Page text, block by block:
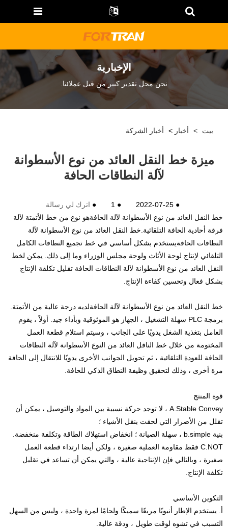
الإخبارية
نحن محل تقدير كبير من قبل عملائنا.
بيت > أخبار > أخبار الشركة
ميزة خط النقل العائد من نوع الأسطوانة
لآلة النطاقات الحافة
●
2022-07-25
●
1
● اترك لي رسالة
خط النقل العائد من نوع الأسطوانة لآلة الحافةهو نوع من خط الأتمتة لآلة
فرقة أحادية الحافة التلقائية. خط النقل العائد من نوع الأسطوانة لآلة
النطاقات الحافةيستخدم بشكل أساسي في خط تجميع النطاقات الكامل
التلقائي لإنتاج لوحة الأثاث ولوحة مجلس الوزراء وما إلى ذلك. يمكن لخط
النقل العائد من نوع الأسطوانة لآلة النطاقات الحافة تقليل تكلفة الإنتاج
بشكل فعال وتحسين كفاءة الإنتاج.
خط النقل العائد من نوع الأسطوانة لآلة الحافةلديه درجة عالية من الأتمتة.
برمجة PLC سهلة التشغيل ، الجهاز هو الموثوقية وبأداء جيد. أولاً ، يقوم
العامل بتغذية الشغل يدويًا على الجانب ، وسيتم استلام قطعة العمل
المختومة من خلال خط الناقل العائد من النوع الأسطوانة لآلة النطاقات
الحافة للعودة التلقائية ، ثم تحويل الجوانب الأخرى يدويًا للانتقال إلى الحافة
مرة أخرى ، وذلك لتحقيق وظيفة النطاق الذكي للحافة.
قوة المنتج
A.Stable Convey ، لا توجد حركة نسبية بين المواد والتوصيل ، يمكن أن
تقلل من الأضرار التي لحقت بنقل الأشياء ؛
بنية b.simple ، سهلة الصيانة ؛ انخفاض استهلاك الطاقة وتكلفة منخفضة.
C.NOT فقط مقاومة العملية صغيرة ، ولكن أيضا ارتداء قطعة العمل
صغيرة ، وبالتالي فإن الإنتاجية عالية ، والتي يمكن أن تساعد في تقليل
تكلفة الإنتاج.
التكوين الأساسي
أ. يستخدم الإطار أنبوبًا مربعًا سميكًا ولحامًا لمرة واحدة ، وليس من السهل
التسبب في تشوه لوقت طويل ، ودقة عالية.